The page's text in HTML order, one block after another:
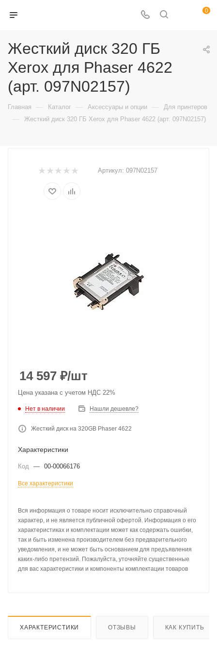
0
Жесткий диск 320 ГБ
Xerox для Phaser 4622
(арт. 097N02157)
Главная — Каталог — Аксессуары и опции — Для принтеров
— Жесткий диск 320 ГБ Xerox для Phaser 4622 (арт. 097N02157)
Артикул: 097N02157
14 597 ₽/шт
Цена указана с учетом НДС 22%
Нет в наличии Нашли дешевле?
Жесткий диск на 320GB Phaser 4622
Характеристики
Код — 00-00066176
Все характеристики
Вся информация о товаре носит исключительно справочный
характер, и не является публичной офертой. Информация о его
характеристиках и комплектации может как содержать ошибки,
так и быть изменена производителем без предварительного
уведомления, и не может быть основанием для предъявления
каких-либо претензий. Пожалуйста, уточняйте существенные
для вас характеристики и компоненты комплектации товаров
ХАРАКТЕРИСТИКИ ОТЗЫВЫ КАК КУПИТЬ